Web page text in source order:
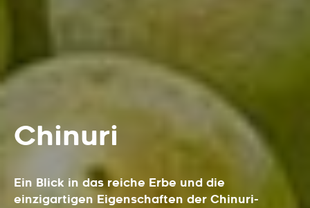
Chinuri
Ein Blick in das reiche Erbe und die
einzigartigen Eigenschaften der Chinuri-